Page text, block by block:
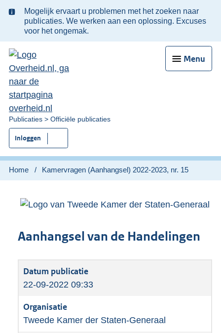
Ter
informatie:
Mogelijk ervaart u problemen met het zoeken naar
publicaties. We werken aan een oplossing. Excuses
voor het ongemak.
Menu
U
bent
nu
hier:
Publicaties Officiële publicaties
Inloggen
Home Kamervragen (Aanhangsel) 2022-2023, nr. 15
Aanhangsel van de Handelingen
22-09-2022 09:33
Tweede Kamer der Staten-Generaal